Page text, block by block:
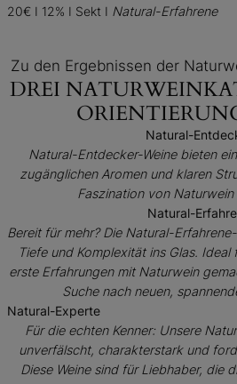
20€ I 12% I Sekt I Natural-Erfahrene
Zu den Ergebnissen der
DREI
Natural-
Natural-Entdecker-Weine bieten
zugänglichen Aromen und klaren
Faszination von Naturwein
Natural-
Bereit für mehr? Die Natural-
Tiefe und Komplexität ins Glas. Ideal
erste Erfahrungen mit Naturwein
Suche nach neuen,
Natural-Experte
Für die echten Kenner: Unsere
unverfälscht, charakterstark und
Diese Weine sind für Liebhaber, die